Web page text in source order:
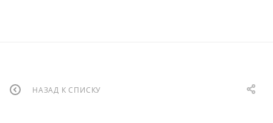
НАЗАД К СПИСКУ